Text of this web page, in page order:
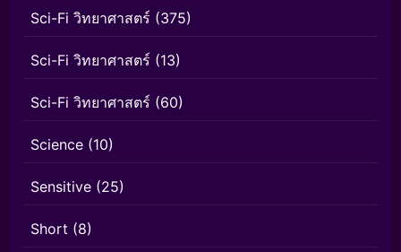
Sci-Fi วิทยาศาสตร์ (375)
Sci-Fi วิทยาศาสตร์ (13)
Sci-Fi วิทยาศาสตร์ (60)
Science (10)
Sensitive (25)
Short (8)